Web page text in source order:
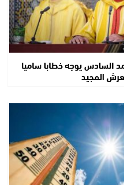
السادس يوجه خطابا ساميا
المجيد